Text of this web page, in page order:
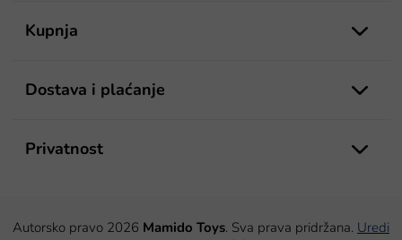
Kupnja
Dostava i plaćanje
Privatnost
Autorsko pravo 2026 Mamido Toys. Sva prava pridržana. Uredi